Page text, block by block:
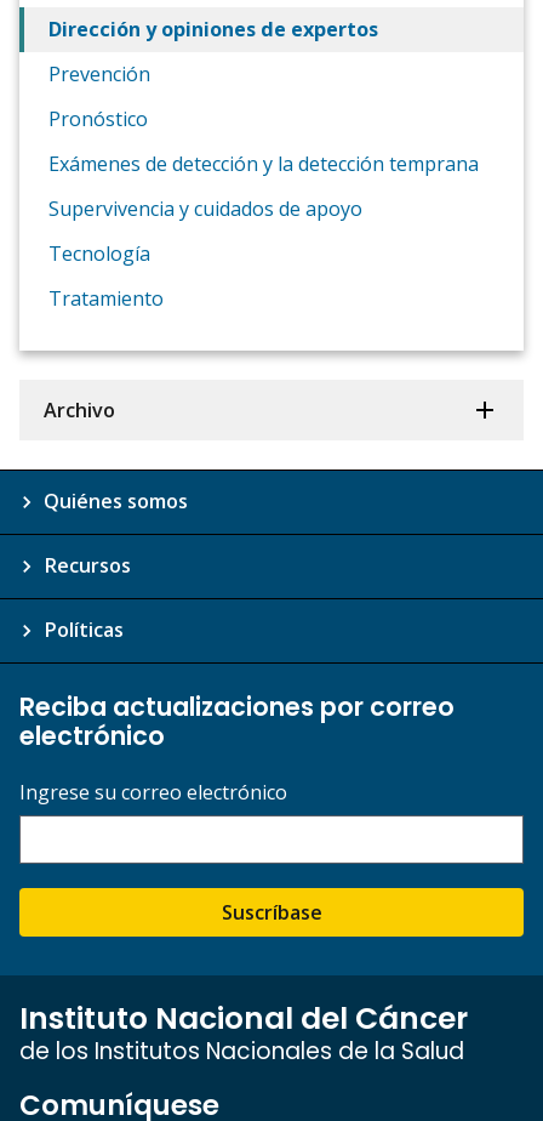
Dirección y opiniones de expertos
Prevención
Pronóstico
Exámenes de detección y la detección temprana
Supervivencia y cuidados de apoyo
Tecnología
Tratamiento
Archivo
Quiénes somos
Recursos
Políticas
Reciba actualizaciones por correo
electrónico
Ingrese su correo electrónico
Suscríbase
Instituto Nacional del Cáncer
de los Institutos Nacionales de la Salud
Comuníquese